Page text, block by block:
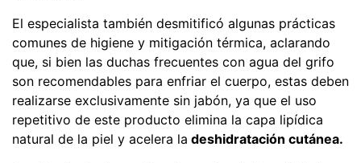
El especialista también desmitificó algunas prácticas
comunes de higiene y mitigación térmica, aclarando
que, si bien las duchas frecuentes con agua del grifo
son recomendables para enfriar el cuerpo, estas deben
realizarse exclusivamente sin jabón, ya que el uso
repetitivo de este producto elimina la capa lipídica
natural de la piel y acelera la deshidratación cutánea.